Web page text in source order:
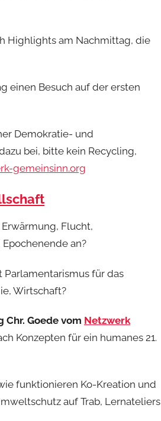
Highlights am Nachmittag, die
einen Besuch auf der ersten
Demokratie- und
bei, bitte kein Recycling,
gemeinsinn.org
Flucht,
an?
Parlamentarismus für das
Wirtschaft?
Goede vom Netzwerk
Konzepten für ein humanes 21.
funktionieren Ko-Kreation und
auf Trab, Lernateliers